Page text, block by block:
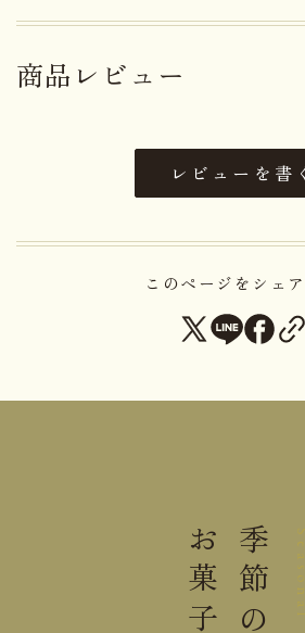
モンド・大豆
日持ち
賞味期限まで5
ひときれロー
0.65kg
保存方法 15℃以下にて
手提袋ご利用サイズ目安 (有料)
ご利用不可
商品レビュー
レビューを書
このページをシェ
Seasonal
季節の
お菓子